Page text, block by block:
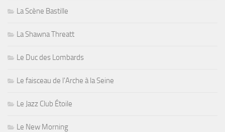
La Scène Bastille
La Shawna Threatt
Le Duc des Lombards
Le faisceau de l'Arche à la Seine
Le Jazz Club Étoile
Le New Morning